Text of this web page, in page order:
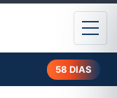
58 DIAS